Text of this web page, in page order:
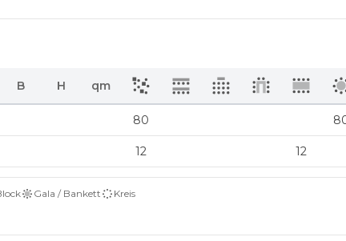
B H qm
80
12 12
Gala / Bankett Kreis